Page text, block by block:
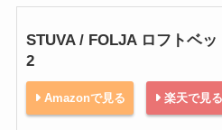
STUVA / FOLJA ロフトベ
2
Amazonで見る 楽天で見る